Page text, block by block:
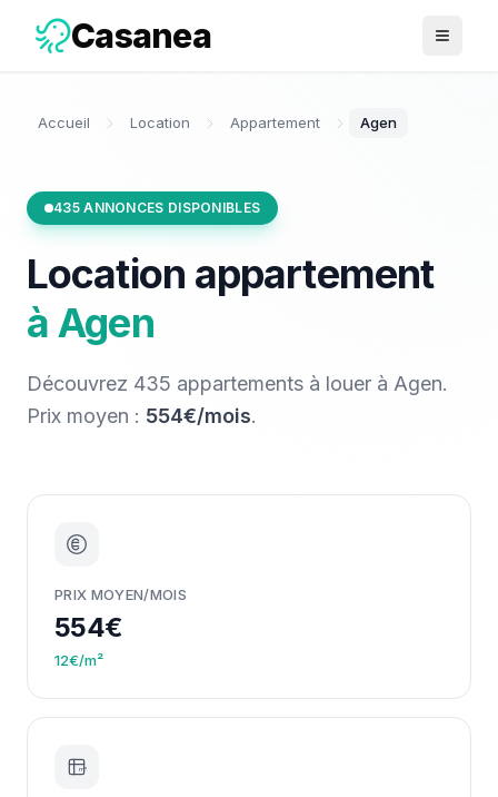
Casanea Ouvrir
Accueil Location Appartement Agen
435ANNONCES DISPONIBLES
Location appartement
àAgen
Découvrez 435 appartements à louer à Agen.
Prix moyen : 554€/mois.
PRIX MOYEN/MOIS
554€
12€/m²
m²